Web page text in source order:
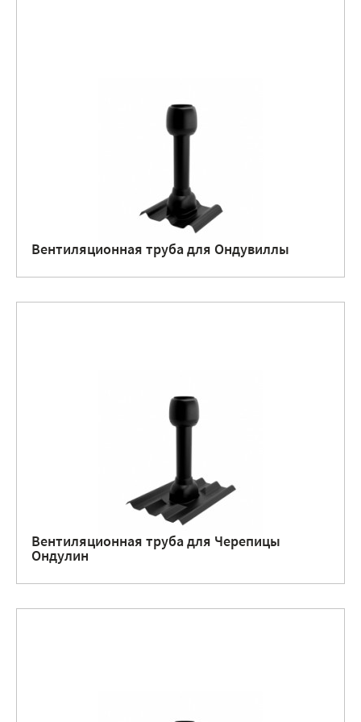
Вентиляционная труба для Ондувиллы
Вентиляционная труба для Черепицы
Ондулин